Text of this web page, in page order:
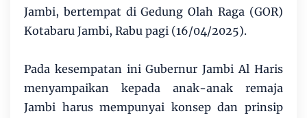
Jambi, bertempat di Gedung Olah Raga (GOR)
Kotabaru Jambi, Rabu pagi (16/04/2025).
Pada kesempatan ini Gubernur Jambi Al Haris
menyampaikan kepada anak-anak remaja
Jambi harus mempunyai konsep dan prinsip